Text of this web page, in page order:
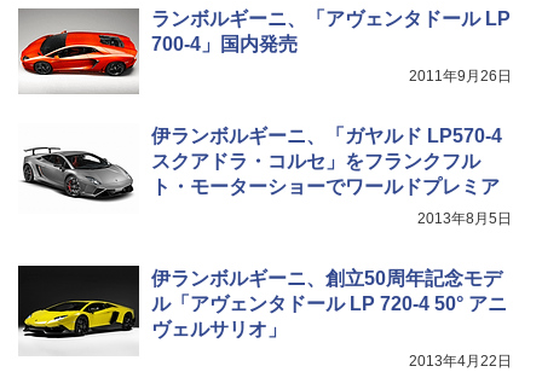
ランボルギーニ、「アヴェンタドール LP
700-4」国内発売
2011年9月26日
伊ランボルギーニ、「ガヤルド LP570-4
スクアドラ・コルセ」をフランクフル
ト・モーターショーでワールドプレミア
2013年8月5日
伊ランボルギーニ、創立50周年記念モデ
ル「アヴェンタドール LP 720-4 50° アニ
ヴェルサリオ」
2013年4月22日